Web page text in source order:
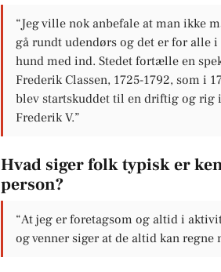
“Jeg ville nok anbefale at man ikke
gå rundt udendørs og det er for alle
hund med ind. Stedet fortælle en
Frederik Classen, 1725-1792, som i
blev startskuddet til en driftig og rig
Frederik V.”
Hvad siger folk typisk er
person?
“At jeg er foretagsom og altid i
og venner siger at de altid kan regne